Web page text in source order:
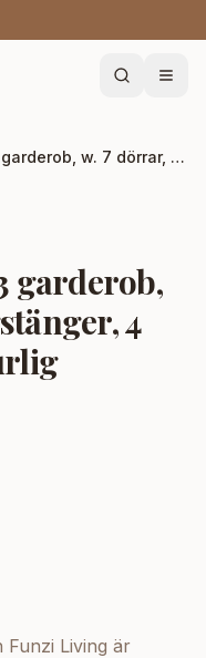
FUNZI LIVING 7503 garderob, w. 7 dörrar, 2 hängstänger, 4 lådor, hyllor - naturlig melamin
garderob,
4
Living är